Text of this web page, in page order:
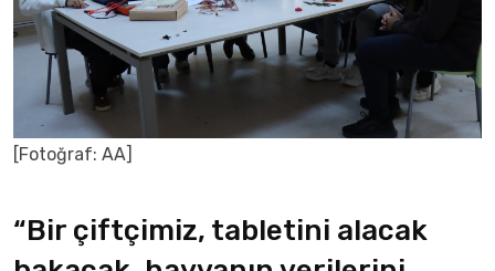
[Fotoğraf: AA]
“Bir çiftçimiz, tabletini alacak